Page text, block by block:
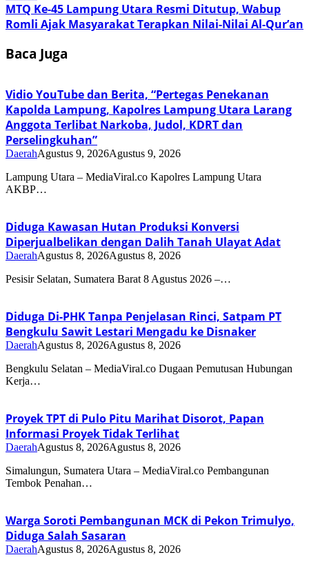
MTQ Ke-45 Lampung Utara Resmi Ditutup, Wabup
Romli Ajak Masyarakat Terapkan Nilai-Nilai Al-Qur’an
Baca Juga
Vidio YouTube dan Berita, “Pertegas Penekanan
Kapolda Lampung, Kapolres Lampung Utara Larang
Anggota Terlibat Narkoba, Judol, KDRT dan
Perselingkuhan”
DaerahAgustus 9, 2026Agustus 9, 2026
Lampung Utara – MediaViral.co Kapolres Lampung Utara
AKBP…
Diduga Kawasan Hutan Produksi Konversi
Diperjualbelikan dengan Dalih Tanah Ulayat Adat
DaerahAgustus 8, 2026Agustus 8, 2026
Pesisir Selatan, Sumatera Barat 8 Agustus 2026 –…
Diduga Di-PHK Tanpa Penjelasan Rinci, Satpam PT
Bengkulu Sawit Lestari Mengadu ke Disnaker
DaerahAgustus 8, 2026Agustus 8, 2026
Bengkulu Selatan – MediaViral.co Dugaan Pemutusan Hubungan
Kerja…
Proyek TPT di Pulo Pitu Marihat Disorot, Papan
Informasi Proyek Tidak Terlihat
DaerahAgustus 8, 2026Agustus 8, 2026
Simalungun, Sumatera Utara – MediaViral.co Pembangunan
Tembok Penahan…
Warga Soroti Pembangunan MCK di Pekon Trimulyo,
Diduga Salah Sasaran
DaerahAgustus 8, 2026Agustus 8, 2026